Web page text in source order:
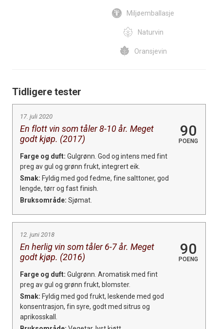
Miljøemballasje
Naturvin
Oransjevin
Tidligere tester
17. juli 2020
En flott vin som tåler 8-10 år. Meget
godt kjøp. (2017)
90
POENG
Farge og duft: Gulgrønn. God og intens med fint
preg av gul og grønn frukt, integrert eik.
Smak: Fyldig med god fedme, fine salttoner, god
lengde, tørr og fast finish.
Bruksområde: Sjømat.
12. juni 2018
En herlig vin som tåler 6-7 år. Meget
godt kjøp. (2016)
90
POENG
Farge og duft: Gulgrønn. Aromatisk med fint
preg av gul og grønn frukt, blomster.
Smak: Fyldig med god frukt, leskende med god
konsentrasjon, fin syre, godt med sitrus og
aprikosskall.